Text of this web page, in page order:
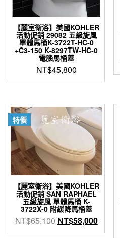
【麗室衛浴】美國KOHLER
活動促銷 29082 五級旋風
單體馬桶K-3722T-HC-0
+C3-150 K-8297TW-HC-0
電腦馬桶蓋
NT$45,800
特價
【麗室衛浴】美國KOHLER
活動促銷 SAN RAPHAEL
五級旋風 單體馬桶 K-
3722X-0 附緩降馬桶蓋
NT$65,100 原
始
NT$58,000目
前